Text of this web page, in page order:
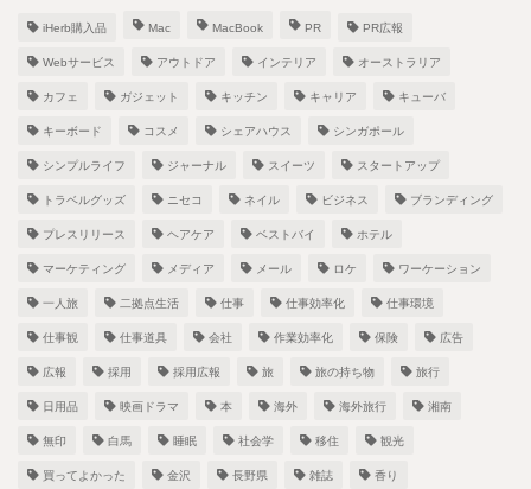
iHerb購入品 Mac MacBook PR PR広報
Webサービス アウトドア インテリア オーストラリア
カフェ ガジェット キッチン キャリア キューバ
キーボード コスメ シェアハウス シンガポール
シンプルライフ ジャーナル スイーツ スタートアップ
トラベルグッズ ニセコ ネイル ビジネス ブランディング
プレスリリース ヘアケア ベストバイ ホテル
マーケティング メディア メール ロケ ワーケーション
一人旅 二拠点生活 仕事 仕事効率化 仕事環境
仕事観 仕事道具 会社 作業効率化 保険 広告
広報 採用 採用広報 旅 旅の持ち物 旅行
日用品 映画ドラマ 本 海外 海外旅行 湘南
無印 白馬 睡眠 社会学 移住 観光
買ってよかった 金沢 長野県 雑誌 香り